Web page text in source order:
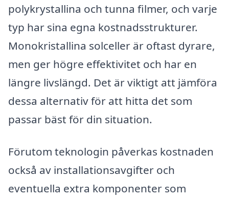
polykrystallina och tunna filmer, och varje
typ har sina egna kostnadsstrukturer.
Monokristallina solceller är oftast dyrare,
men ger högre effektivitet och har en
längre livslängd. Det är viktigt att jämföra
dessa alternativ för att hitta det som
passar bäst för din situation.
Förutom teknologin påverkas kostnaden
också av installationsavgifter och
eventuella extra komponenter som